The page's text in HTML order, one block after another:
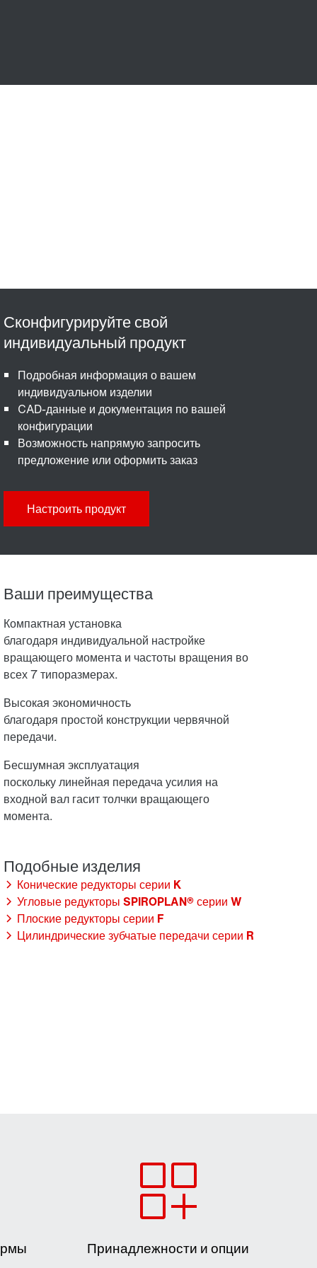
Подробная информация о вашем
индивидуальном изделии
CAD-данные и документация по вашей
конфигурации
Возможность напрямую запросить
предложение или оформить заказ
Настроить продукт
Ваши преимущества
Компактная установка
благодаря индивидуальной настройке
вращающего момента и частоты вращения во
всех 7 типоразмерах.
Высокая экономичность
благодаря простой конструкции червячной
передачи.
Бесшумная эксплуатация
поскольку линейная передача усилия на
входной вал гасит толчки вращающего
момента.
Конические редукторы серии K
Угловые редукторы SPIROPLAN® серии W
Плоские редукторы серии F
Цилиндрические зубчатые передачи серии R
Принадлежности и опции